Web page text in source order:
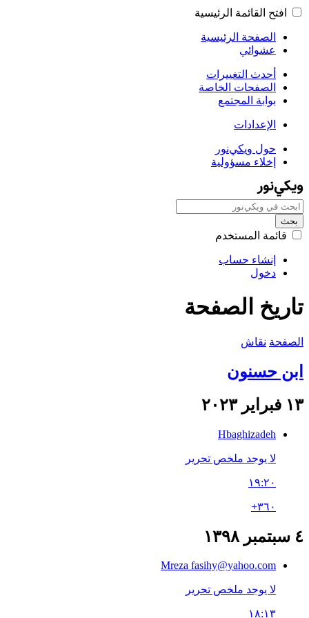
افتح القائمة الرئيسية
الصفحة الرئيسية
عشوائي
أحدث التغييرات
الصفحات الخاصة
بوابة المجتمع
الإعدادات
حول ويکي‌نور
إخلاء مسؤولية
بحث
قائمة المستخدم
إنشاء حساب
دخول
تاريخ الصفحة
الصفحة نقاش
ابن حسنون
١٣ فبراير ٢٠٢٣
Hbaghizadeh
لا يوجد ملخص تحرير
١٩:٢٠
+٣٦٠
٤ سبتمبر ١٣٩٨
Mreza fasihy@yahoo.com
لا يوجد ملخص تحرير
١٨:١٣